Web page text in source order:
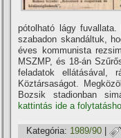
pótolható lágy
szabadon skandáltuk,
éves kommunista
MSZMP, és 18-án
feladatok ellátásával,
Köztársaságot.
Bozsik stadionban
kattintás ide a
Kategória: 1989/90 |